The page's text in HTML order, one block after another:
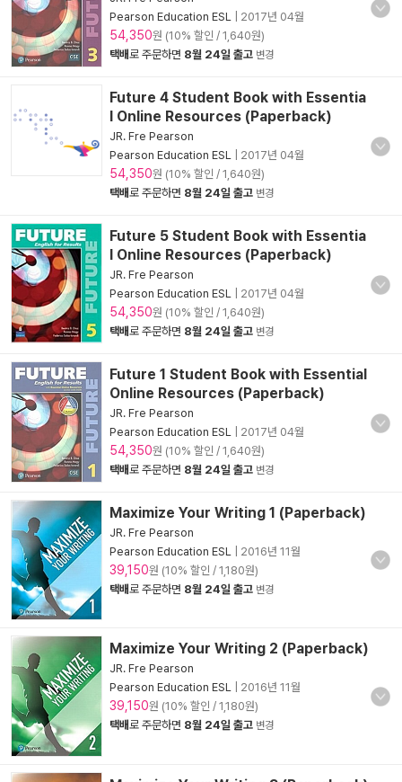
Pearson Education ESL
2017년 04월
54,350원 (10% 할인 / 1,640원)
택배로 주문하면 8월 24일 출고 변경
Future 4 Student Book with Essentia
l Online Resources (Paperback)
JR. Fre Pearson
Pearson Education ESL
2017년 04월
54,350원 (10% 할인 / 1,640원)
택배로 주문하면 8월 24일 출고 변경
Future 5 Student Book with Essentia
l Online Resources (Paperback)
JR. Fre Pearson
Pearson Education ESL
2017년 04월
54,350원 (10% 할인 / 1,640원)
택배로 주문하면 8월 24일 출고 변경
Future 1 Student Book with Essential
Online Resources (Paperback)
JR. Fre Pearson
Pearson Education ESL
2017년 04월
54,350원 (10% 할인 / 1,640원)
택배로 주문하면 8월 24일 출고 변경
Maximize Your Writing 1 (Paperback)
JR. Fre Pearson
Pearson Education ESL
2016년 11월
39,150원 (10% 할인 / 1,180원)
택배로 주문하면 8월 24일 출고 변경
Maximize Your Writing 2 (Paperback)
JR. Fre Pearson
Pearson Education ESL
2016년 11월
39,150원 (10% 할인 / 1,180원)
택배로 주문하면 8월 24일 출고 변경